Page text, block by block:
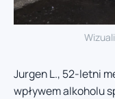
Jurgen L., 52-letni
wpływem alkoholu